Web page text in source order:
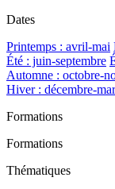
Dates
Printemps : avril-mai
Été : juin-septembre
Automne : octobre-
Hiver : décembre-
Formations
Formations
Thématiques